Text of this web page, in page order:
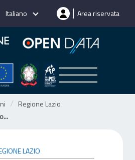
Italiano Area riservata
Regione Lazio
LAZIO